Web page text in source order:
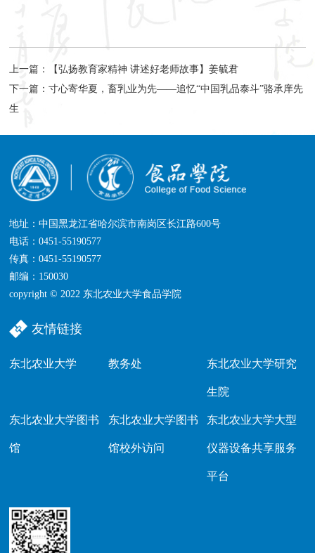
上一篇：
【弘扬教育家精神 讲述好老师故事】姜毓君
下一篇：寸心寄华夏，畜乳业为先——追忆“中国乳品泰斗”骆承庠先
生
地址：中国黑龙江省哈尔滨市南岗区长江路600号
电话：0451-55190577
传真：0451-55190577
邮编：150030
copyright © 2022 东北农业大学食品学院
友情链接
东北农业大学 教务处 东北农业大学研究
生院
东北农业大学图书
馆
东北农业大学图书
馆校外访问
东北农业大学大型
仪器设备共享服务
平台